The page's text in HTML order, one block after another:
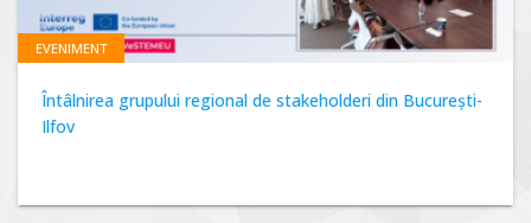
EVENIMENT
Întâlnirea grupului regional de stakeholderi din București-
Ilfov